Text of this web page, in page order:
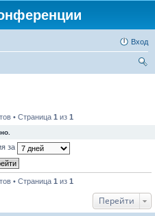
Вход
• Страница 1 из 1
за
• Страница 1 из 1
Перейти